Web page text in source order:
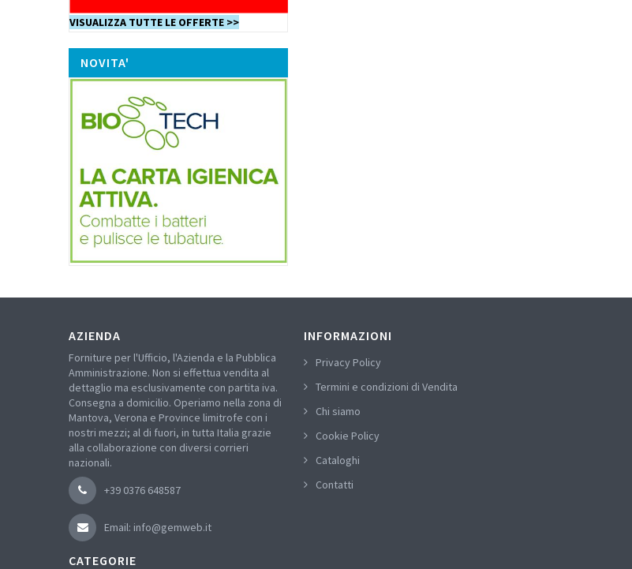
VISUALIZZA TUTTE LE OFFERTE >>
NOVITA'
AZIENDA
Forniture per l'Ufficio, l'Azienda e la Pubblica
Amministrazione. Non si effettua vendita al
dettaglio ma esclusivamente con partita iva.
Consegna a domicilio. Operiamo nella zona di
Mantova, Verona e Province limitrofe con i
nostri mezzi; al di fuori, in tutta Italia grazie
alla collaborazione con diversi corrieri
nazionali.
+39 0376 648587
Email: info@gemweb.it
INFORMAZIONI
Privacy Policy
Termini e condizioni di Vendita
Chi siamo
Cookie Policy
Cataloghi
Contatti
CATEGORIE